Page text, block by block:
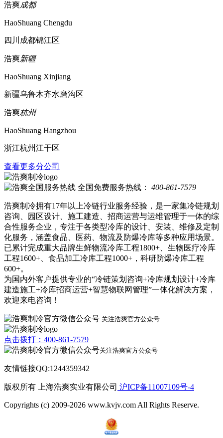
浩爽成都
HaoShuang Chengdu
四川成都锦江区
浩爽新疆
HaoShuang Xinjiang
新疆乌鲁木齐水磨沟区
浩爽杭州
HaoShuang Hangzhou
浙江杭州江干区
查看更多分公司
全国免费服务热线： 400-861-7579
浩爽制冷拥有17年以上冷链行业服务经验，是一家集冷链规划
咨询、园区设计、施工建造、招商运营与运维管理于一体的综
合性服务企业，专注于各类型冷库的设计、安装、维修及定制
化服务，涵盖食品、医药、物流及防爆冷库等多种应用场景。
已累计完成重大品牌生鲜物流冷库工程1800+、生物医疗冷库
工程1600+、食品加工冷库工程1000+，科研防爆冷库工程
600+。
为国内外客户提供专业的“冷链策划咨询+冷库规划设计+冷库
建造施工+冷库招商运营+智慧物联网管理”一体化解决方案，
欢迎来电咨询！
关注浩爽官方公众号
点击拨打：400-861-7579
关注浩爽官方公众号
友情链接QQ:1244359342
版权所有 上海浩爽实业有限公司 沪ICP备11007109号-4
Copyrights (c) 2009-2026 www.kvjv.com All Rights Reserve.